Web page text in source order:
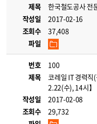
제목
한국철도공사 전
작성일
2017-02-16
조회수
37,408
파일
번호
100
제목
코레일 IT 경력직
2.22(수), 14시】
작성일
2017-02-08
조회수
29,732